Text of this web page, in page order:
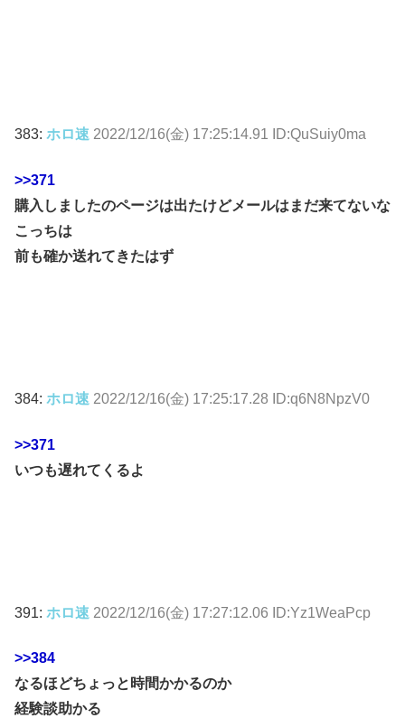
383: ホロ速 2022/12/16(金) 17:25:14.91 ID:QuSuiy0ma
>>371
購入しましたのページは出たけどメールはまだ来てないな
こっちは
前も確か送れてきたはず
384: ホロ速 2022/12/16(金) 17:25:17.28 ID:q6N8NpzV0
>>371
いつも遅れてくるよ
391: ホロ速 2022/12/16(金) 17:27:12.06 ID:Yz1WeaPcp
>>384
なるほどちょっと時間かかるのか
経験談助かる